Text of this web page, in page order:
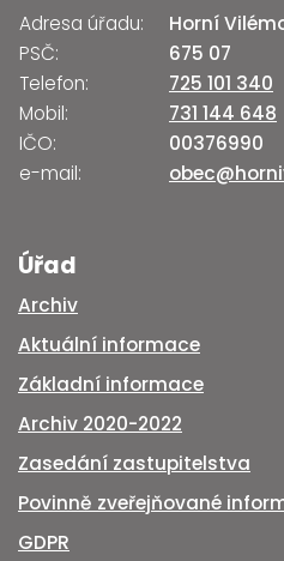
Adresa úřadu:
Horní
PSČ:
675 07
Telefon:
725 101 340
Mobil:
731 144 648
IČO:
00376990
e-mail:
Úřad
Archiv
Aktuální informace
Základní informace
Archiv 2020-2022
Zasedání zastupitelstva
Povinně zveřejňované
GDPR